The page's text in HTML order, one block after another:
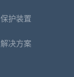
保护装置
解决方案